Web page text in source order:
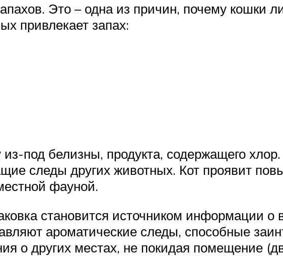
Это – одна из причин, почему кошки
привлекает запах:
из-под белизны, продукта, содержащего
следы других животных. Кот проявит
фауной.
становится источником информации
ароматические следы, способные
о других местах, не покидая помещение